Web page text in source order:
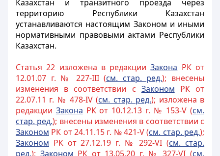
Казахстан и транзитного проезда через
территорию Республики Казахстан
устанавливаются настоящим Законом и иными
нормативными правовыми актами Республики
Казахстан.
Статья 22 изложена в редакцииЗакона РК от
12.01.07 г. № 227-III (см. стар. ред.); внесены
изменения в соответствии с Законом РК от
22.07.11 г. № 478-IV (см. стар. ред.); изложена в
редакции Закона РК от 10.12.13 г. № 153-V (см.
стар. ред.); внесены изменения в соответствии с
Законом РК от 24.11.15 г. № 421-V (см. стар. ред.);
Законом РК от 27.12.19 г. № 292-VI (см. стар.
ред.); Законом РК от 13.05.20 г. № 327-VI (см.